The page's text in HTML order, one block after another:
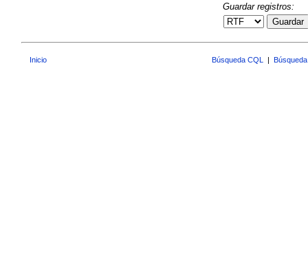
Guardar registros:
Guardar
Inicio Búsqueda CQL